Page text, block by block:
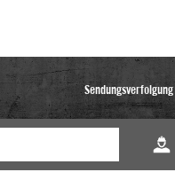
Sendungsverfolgung